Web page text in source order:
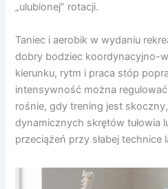
„ulubionej” rotacji.
Taniec i aerobik w wydaniu
dobry bodziec koordynacyjno-
kierunku, rytm i praca stóp
intensywność można
rośnie, gdy trening jest
dynamicznych skrętów tułowia
przeciążeń przy słabej technice